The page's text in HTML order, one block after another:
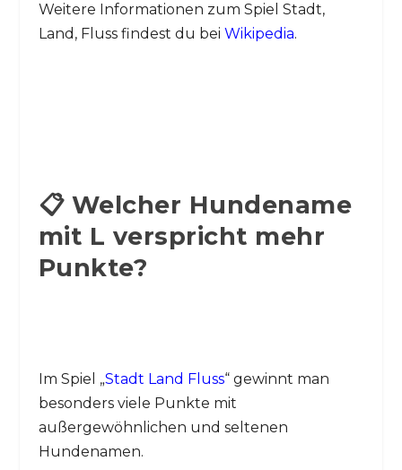
Weitere Informationen zum Spiel Stadt,
Land, Fluss findest du bei Wikipedia.
📋 Welcher Hundename
mit L verspricht mehr
Punkte?
Im Spiel „Stadt Land Fluss“ gewinnt man
besonders viele Punkte mit
außergewöhnlichen und seltenen
Hundenamen.